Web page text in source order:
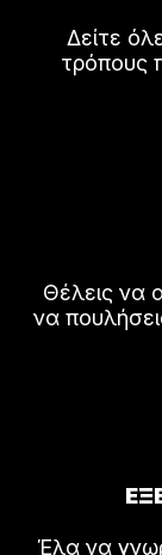
Δείτε
τρόπους
Θέλεις να
να
Έλα να